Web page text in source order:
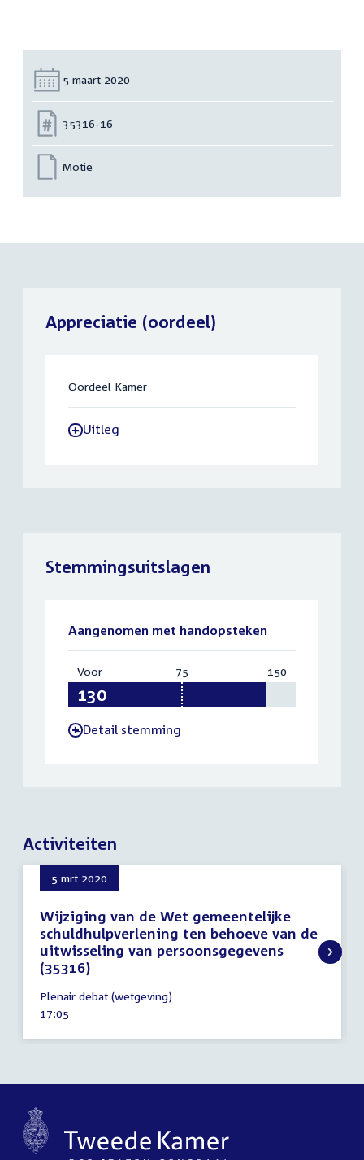
Datum:
5 maart 2020
Nummer:
35316-16
Motie
Appreciatie (oordeel)
Oordeel Kamer
-Uitleg
Stemmingsuitslagen
Aangenomen met handopsteken
Voor:
130
75 150
-Detail stemming
Activiteiten
5 mrt 2020
Wijziging van de Wet gemeentelijke
schuldhulpverlening ten behoeve van de
uitwisseling van persoonsgegevens
(35316)
maart
2020
Plenair debat (wetgeving)
Tijd
17:05